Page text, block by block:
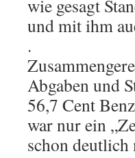
wie gesagt
und mit ihm
.
Abgaben und
56,7 Cent
war nur ein
schon deutlich